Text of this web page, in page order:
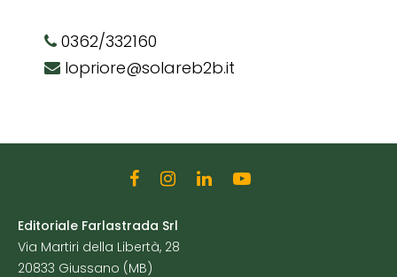
0362/332160
lopriore@solareb2b.it
Editoriale Farlastrada Srl
Via Martiri della Libertà, 28
20833 Giussano (MB)